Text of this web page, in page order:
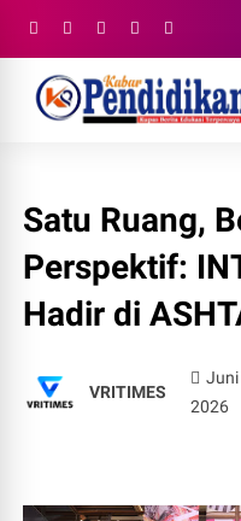
Satu Ruang,
Perspektif:
Hadir di
VRITIMES
Juni
2026